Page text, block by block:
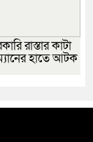
রাস্তার কাটা
হাতে আটক